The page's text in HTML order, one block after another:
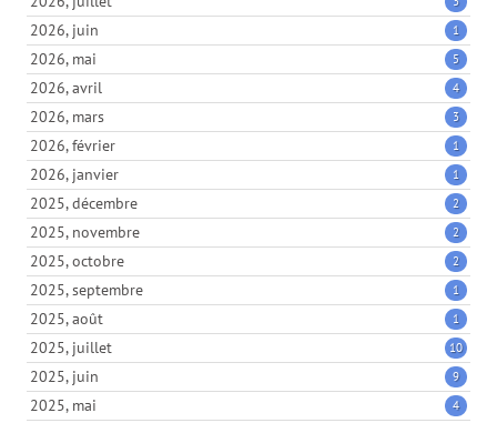
2026, juin 1
2026, mai 5
2026, avril 4
2026, mars 3
2026, février 1
2026, janvier 1
2025, décembre 2
2025, novembre 2
2025, octobre 2
2025, septembre 1
2025, août 1
2025, juillet 10
2025, juin 9
2025, mai 4